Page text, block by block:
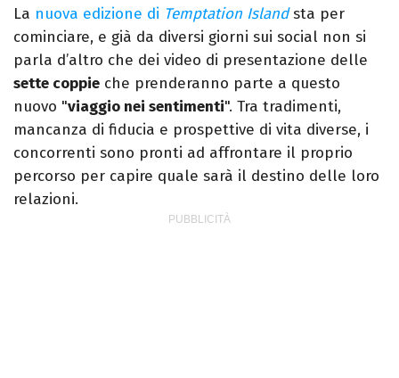
per la scrittura scoperto quasi per caso.
La nuova edizione di Temptation Islandsta per
cominciare, e già da diversi giorni sui social non si
parla d’altro che dei video di presentazione delle
sette coppie che prenderanno parte a questo
nuovo "viaggio nei sentimenti". Tra tradimenti,
mancanza di fiducia e prospettive di vita diverse, i
concorrenti sono pronti ad affrontare il proprio
percorso per capire quale sarà il destino delle loro
relazioni.